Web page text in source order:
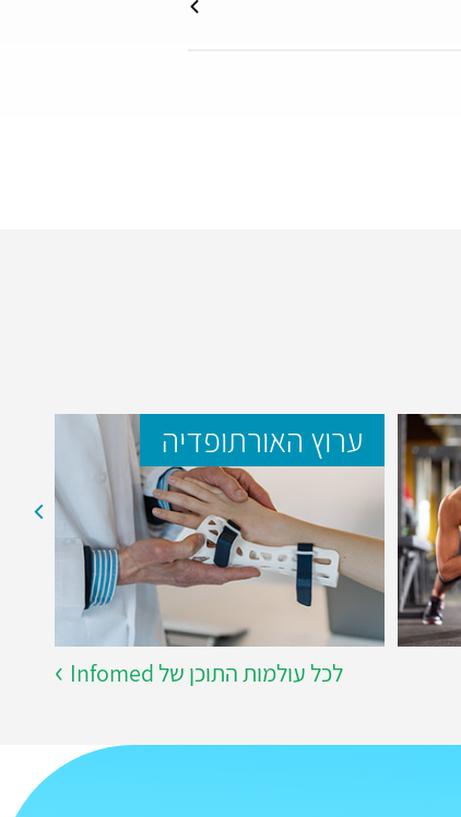
ערוץ האורתופדיה
לכל עולמות התוכן של Infomed